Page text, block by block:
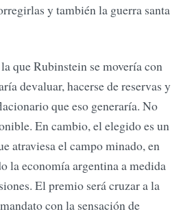
y también la guerra santa
que Rubinstein se movería con
devaluar, hacerse de reservas y
que eso generaría. No
En cambio, el elegido es un
atraviesa el campo minado, en
la economía argentina a medida
El premio será cruzar a la
con la sensación de